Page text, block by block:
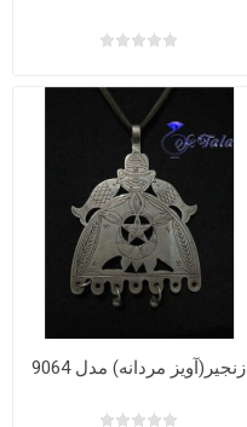
زنجیر(آویز مردانه) مدل 9064